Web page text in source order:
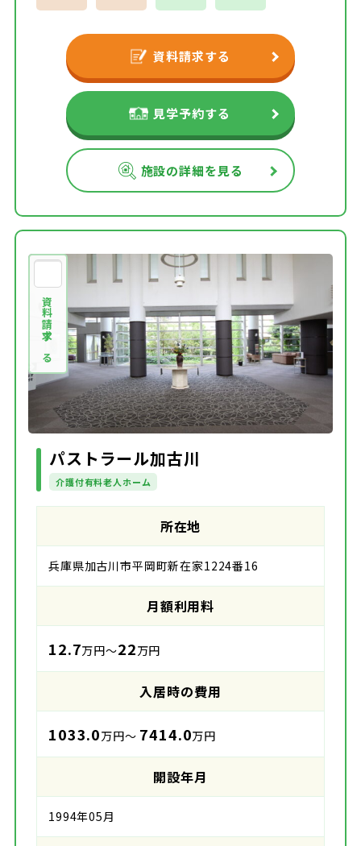
資料請求する
見学予約する
施設の詳細を見る
資料請求する
パストラール加古川
介護付有料老人ホーム
所在地
兵庫県加古川市平岡町新在家1224番16
月額利用料
12.7万円～22万円
入居時の費用
1033.0万円～ 7414.0万円
開設年月
1994年05月